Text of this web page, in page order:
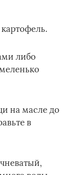
либо
на масле до
в